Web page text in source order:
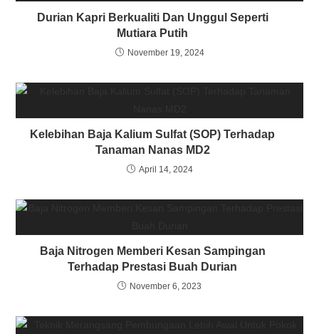
Durian Kapri Berkualiti Dan Unggul Seperti
Mutiara Putih
November 19, 2024
Kelebihan Baja Kalium Sulfat (SOP) Terhadap
Tanaman Nanas MD2
April 14, 2024
Baja Nitrogen Memberi Kesan Sampingan
Terhadap Prestasi Buah Durian
November 6, 2023